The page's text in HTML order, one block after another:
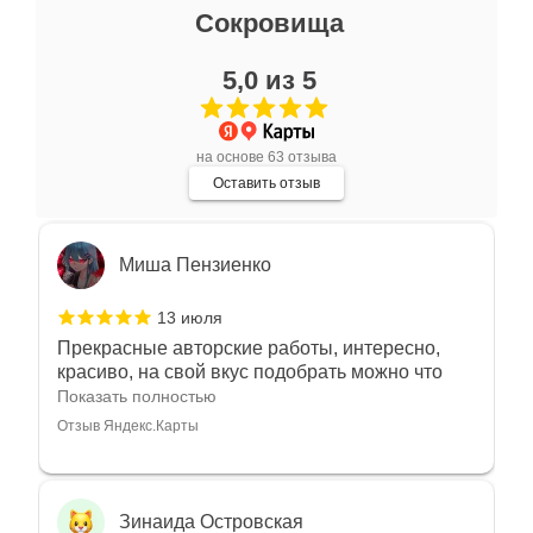
Сокровища
5,0 из 5
на основе 63 отзыва
Оставить отзыв
Очень большой выбор украшений! Каждое -
индивидуально и завораживает своей
красотой! Трудно не купить всё! Спасибо!
Отзыв Яндекс.Карты
Миша Пензиенко
13 июля
Прекрасные авторские работы, интересно,
красиво, на свой вкус подобрать можно что
угодно
Показать полностью
Отзыв Яндекс.Карты
Зинаида Островская